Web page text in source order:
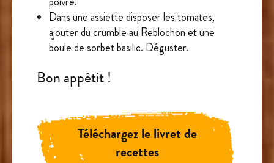
Dans une assiette disposer les tomates,
ajouter du crumble au Reblochon et une
boule de sorbet basilic. Déguster.
Bon appétit !
Téléchargez le livret de
recettes